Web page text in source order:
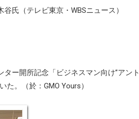
氏（テレビ東京・WBSニュース）
ー開所記念「ビジネスマン向け”アント
。（於：GMO Yours）